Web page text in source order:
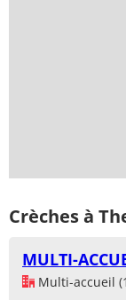
Crèches à
MULTI-
Multi-accueil